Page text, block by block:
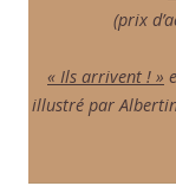
(prix
« Ils arrivent ! »
illustré par